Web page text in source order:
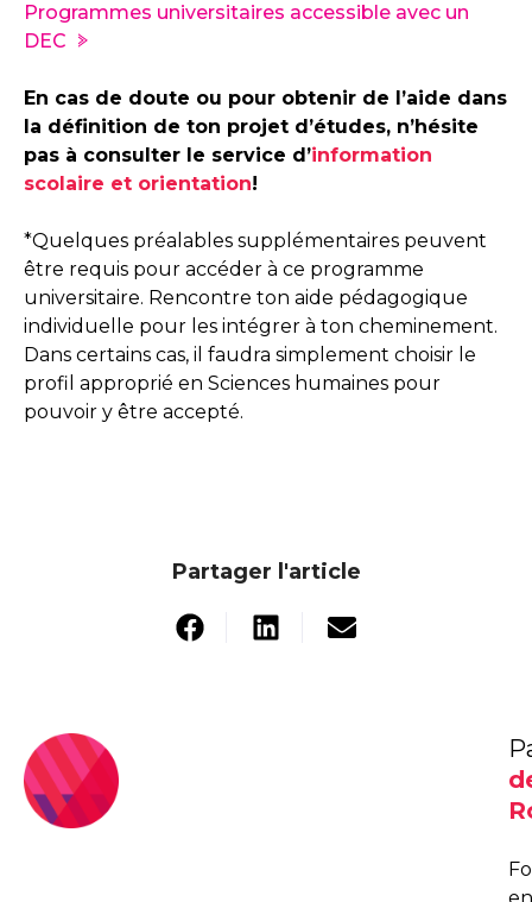
Programmes universitaires accessible avec un
DEC
En cas de doute ou pour obtenir de l’aide dans
la définition de ton projet d’études, n’hésite
pas à consulter le service d’information
scolaire et orientation!
*Quelques préalables supplémentaires peuvent
être requis pour accéder à ce programme
universitaire. Rencontre ton aide pédagogique
individuelle pour les intégrer à ton cheminement.
Dans certains cas, il faudra simplement choisir le
profil approprié en Sciences humaines pour
pouvoir y être accepté.
Partager l'article